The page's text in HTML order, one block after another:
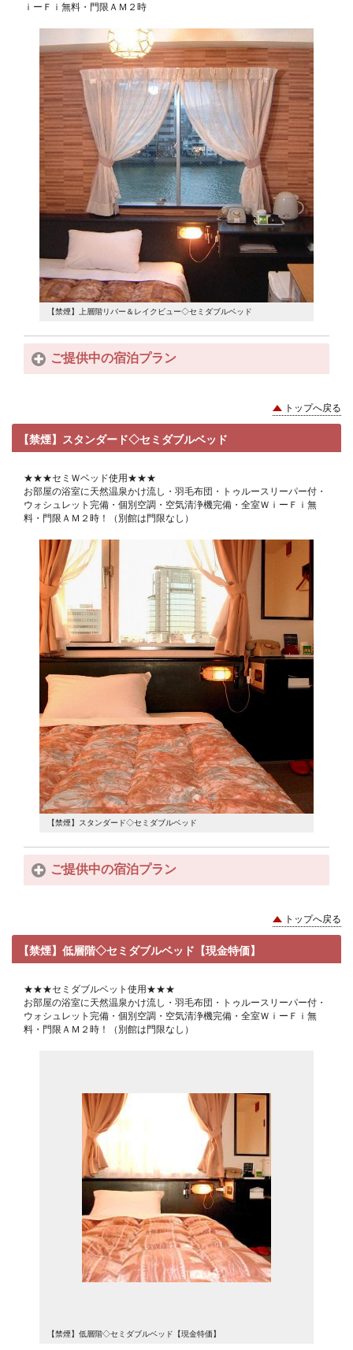
ｉーＦｉ無料・門限ＡＭ２時
【禁煙】上層階リバー＆レイクビュー◇セミダブルベッド
ご提供中の宿泊プラン
トップへ戻る
【禁煙】スタンダード◇セミダブルベッド
★★★セミＷベッド使用★★★
お部屋の浴室に天然温泉かけ流し・羽毛布団・トゥルースリーパー付・
ウォシュレット完備・個別空調・空気清浄機完備・全室ＷｉーＦｉ無
料・門限ＡＭ２時！（別館は門限なし）
【禁煙】スタンダード◇セミダブルベッド
ご提供中の宿泊プラン
トップへ戻る
【禁煙】低層階◇セミダブルベッド【現金特価】
★★★セミダブルベット使用★★★
お部屋の浴室に天然温泉かけ流し・羽毛布団・トゥルースリーパー付・
ウォシュレット完備・個別空調・空気清浄機完備・全室ＷｉーＦｉ無
料・門限ＡＭ２時！（別館は門限なし）
【禁煙】低層階◇セミダブルベッド【現金特価】